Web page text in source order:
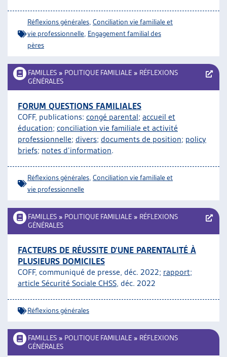
Réflexions générales Conciliation vie familiale et
vie professionnelle Engagement familial des
pères
FAMILLES » POLITIQUE FAMILIALE » RÉFLEXIONS
GÉNÉRALES
FORUM QUESTIONS FAMILIALES
COFF, publications: congé parental; accueil et
éducation; conciliation vie familiale et activité
professionnelle; divers; documents de position; policy
briefs; notes d’information.
Réflexions générales Conciliation vie familiale et
vie professionnelle
FAMILLES » POLITIQUE FAMILIALE » RÉFLEXIONS
GÉNÉRALES
FACTEURS DE RÉUSSITE D’UNE PARENTALITÉ À
PLUSIEURS DOMICILES
COFF, communiqué de presse, déc. 2022; rapport;
article Sécurité Sociale CHSS, déc. 2022
Réflexions générales
FAMILLES » POLITIQUE FAMILIALE » RÉFLEXIONS
GÉNÉRALES